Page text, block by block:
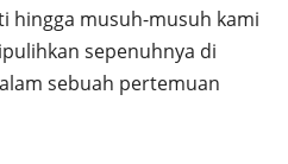
hingga musuh-musuh kami
sepenuhnya di
sebuah pertemuan